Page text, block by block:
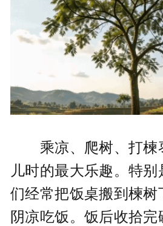
乘凉、爬树、打楝
儿时的最大乐趣。特
们经常把饭桌搬到楝树
阴凉吃饭。饭后收拾完